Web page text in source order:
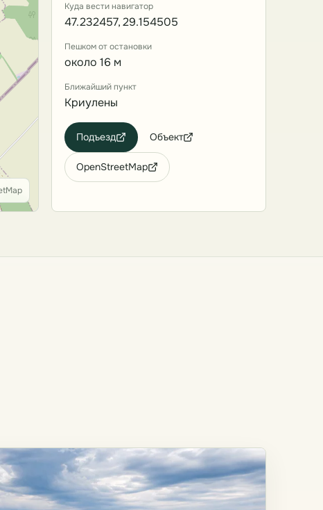
Куда вести навигатор
47.232457, 29.154505
Пешком от остановки
около 16 м
Ближайший пункт
Криулены
Подъезд Объект
OpenStreetMap